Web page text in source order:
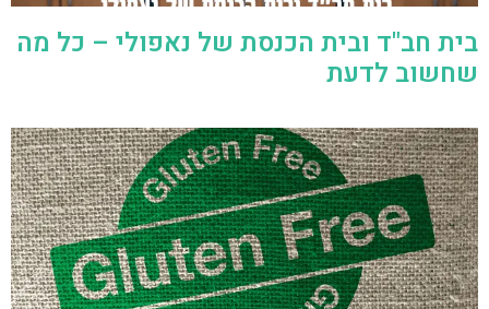
בית חב"ד ובית הכנסת של נאפולי – כל מה
שחשוב לדעת